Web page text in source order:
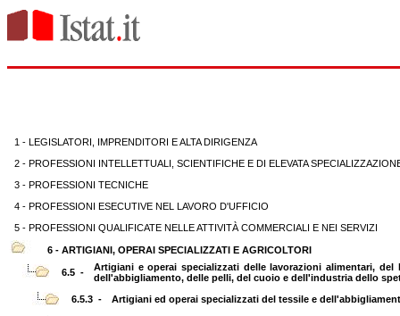
1 - LEGISLATORI, IMPRENDITORI E ALTA DIRIGENZA
2 - PROFESSIONI INTELLETTUALI, SCIENTIFICHE E DI ELEVATA
3 - PROFESSIONI TECNICHE
4 - PROFESSIONI ESECUTIVE NEL LAVORO D'UFFICIO
5 - PROFESSIONI QUALIFICATE NELLE ATTIVITÀ COMMERCIALI E NEI SERVIZI
6 - ARTIGIANI, OPERAI SPECIALIZZATI E AGRICOLTORI
6.5 -
Artigiani e operai specializzati delle lavorazioni alimentari, del
dell'abbigliamento, delle pelli, del cuoio e dell'industria dello
6.5.3 -
Artigiani ed operai specializzati del tessile e